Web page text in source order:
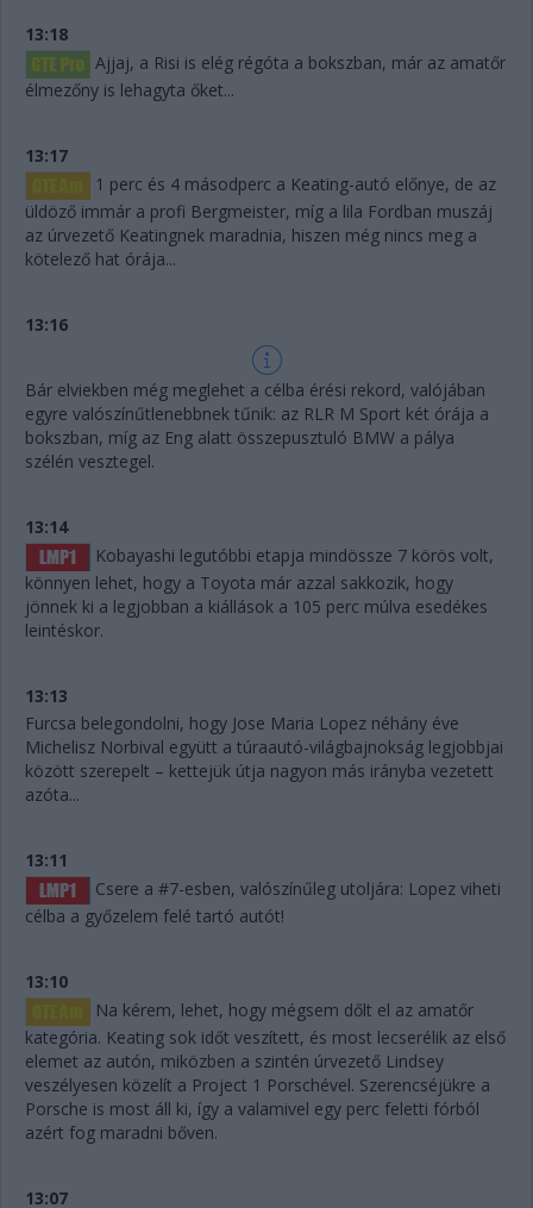
13:18
Ajjaj, a Risi is elég régóta a bokszban, már az amatőr
élmezőny is lehagyta őket...
13:17
1 perc és 4 másodperc a Keating-autó előnye, de az
üldöző immár a profi Bergmeister, míg a lila Fordban muszáj
az úrvezető Keatingnek maradnia, hiszen még nincs meg a
kötelező hat órája...
13:16
Bár elviekben még meglehet a célba érési rekord, valójában
egyre valószínűtlenebbnek tűnik: az RLR M Sport két órája a
bokszban, míg az Eng alatt összepusztuló BMW a pálya
szélén vesztegel.
13:14
Kobayashi legutóbbi etapja mindössze 7 körös volt,
könnyen lehet, hogy a Toyota már azzal sakkozik, hogy
jönnek ki a legjobban a kiállások a 105 perc múlva esedékes
leintéskor.
13:13
Furcsa belegondolni, hogy Jose Maria Lopez néhány éve
Michelisz Norbival együtt a túraautó-világbajnokság legjobbjai
között szerepelt – kettejük útja nagyon más irányba vezetett
azóta...
13:11
Csere a #7-esben, valószínűleg utoljára: Lopez viheti
célba a győzelem felé tartó autót!
13:10
Na kérem, lehet, hogy mégsem dőlt el az amatőr
kategória. Keating sok időt veszített, és most lecserélik az első
elemet az autón, miközben a szintén úrvezető Lindsey
veszélyesen közelít a Project 1 Porschével. Szerencséjükre a
Porsche is most áll ki, így a valamivel egy perc feletti fórból
azért fog maradni bőven.
13:07